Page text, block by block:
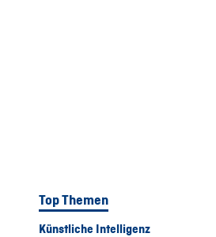
Top Themen
Künstliche Intelligenz